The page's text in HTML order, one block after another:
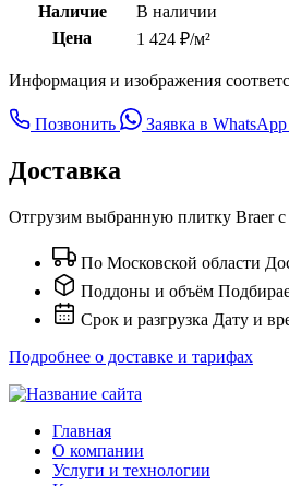
Наличие
В наличии
Цена
1 424 ₽/м²
Информация и изображения
Позвонить Заявка в WhatsApp
Доставка
Отгрузим выбранную плитку Braer с
По Московской области
Поддоны и объём
Срок и разгрузка Дату и
Подробнее о доставке и тарифах
Главная
О компании
Услуги и технологии